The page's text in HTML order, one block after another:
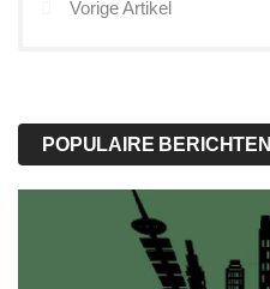
Vorige Artikel
POPULAIRE BERICHTEN